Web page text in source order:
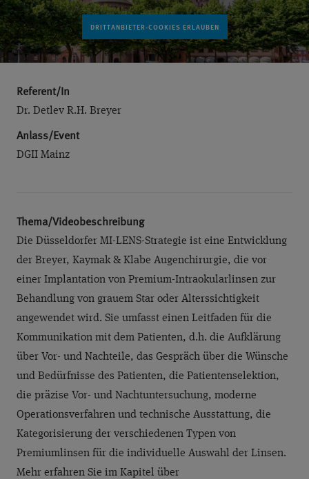
Referent/In
Dr. Detlev R.H. Breyer
Anlass/Event
DGII Mainz
Thema/Videobeschreibung
Die Düsseldorfer MI-LENS-Strategie ist eine Entwicklung
der Breyer, Kaymak & Klabe Augenchirurgie, die vor
einer Implantation von Premium-Intraokularlinsen zur
Behandlung von grauem Star oder Alterssichtigkeit
angewendet wird. Sie umfasst einen Leitfaden für die
Kommunikation mit dem Patienten, d.h. die Aufklärung
über Vor- und Nachteile, das Gespräch über die Wünsche
und Bedürfnisse des Patienten, die Patientenselektion,
die präzise Vor- und Nachtuntersuchung, moderne
Operationsverfahren und technische Ausstattung, die
Kategorisierung der verschiedenen Typen von
Premiumlinsen für die individuelle Auswahl der Linsen.
Mehr erfahren Sie im Kapitel über